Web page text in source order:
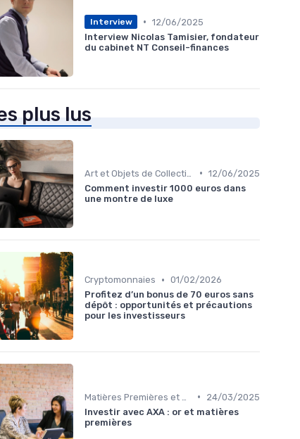
Interview • 12/06/2025
Interview Nicolas Tamisier, fondateur
du cabinet NT Conseil-finances
plus lus
• 12/06/2025
Comment investir 1000 euros dans
une montre de luxe
Cryptomonnaies • 01/02/2026
Profitez d’un bonus de 70 euros sans
dépôt : opportunités et précautions
pour les investisseurs
•
24/03/2025
Investir avec AXA : or et matières
premières